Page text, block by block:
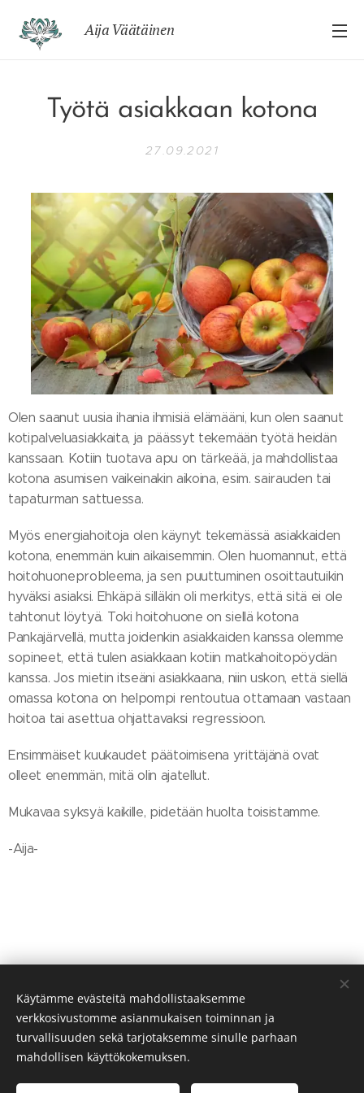
Aija Väätäinen
Työtä asiakkaan kotona
27.09.2021
Olen saanut uusia ihania ihmisiä elämääni, kun olen saanut
kotipalveluasiakkaita, ja päässyt tekemään työtä heidän
kanssaan. Kotiin tuotava apu on tärkeää, ja mahdollistaa
kotona asumisen vaikeinakin aikoina, esim. sairauden tai
tapaturman sattuessa.
Myös energiahoitoja olen käynyt tekemässä asiakkaiden
kotona, enemmän kuin aikaisemmin. Olen huomannut, että
hoitohuoneprobleema, ja sen puuttuminen osoittautuikin
hyväksi asiaksi. Ehkäpä silläkin oli merkitys, että sitä ei ole
tahtonut löytyä. Toki hoitohuone on siellä kotona
Pankajärvellä, mutta joidenkin asiakkaiden kanssa olemme
sopineet, että tulen asiakkaan kotiin matkahoitopöydän
kanssa. Jos mietin itseäni asiakkaana, niin uskon, että siellä
omassa kotona on helpompi rentoutua ottamaan vastaan
hoitoa tai asettua ohjattavaksi regressioon.
Ensimmäiset kuukaudet päätoimisena yrittäjänä ovat
olleet enemmän, mitä olin ajatellut.
Mukavaa syksyä kaikille, pidetään huolta toisistamme.
-Aija-
Aija Väätäinen, Y-tunnus 2948745-7
Käytämme evästeitä mahdollistaaksemme
verkkosivustomme asianmukaisen toiminnan ja
turvallisuuden sekä tarjotaksemme sinulle parhaan
mahdollisen käyttökokemuksen.